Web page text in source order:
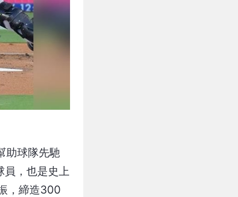
助球隊先馳
，也是史上
，締造300